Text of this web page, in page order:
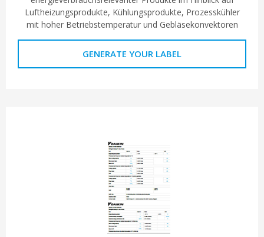
Luftheizungsprodukte, Kühlungsprodukte, Prozesskühler
mit hoher Betriebstemperatur und Gebläsekonvektoren
GENERATE YOUR LABEL